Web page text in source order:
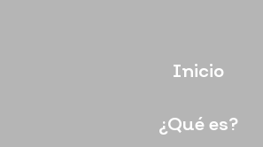
Inicio
¿Qué es?